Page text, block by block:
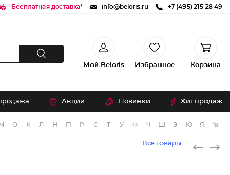
Бесплатная доставка* info@beloris.ru +7 (495) 215 28 49
Мой Beloris Избранное Корзина
Акции Новинки Хит продаж
М О К Л Н П Р С Т У Ф Ч Э Ю Я №
Все товары